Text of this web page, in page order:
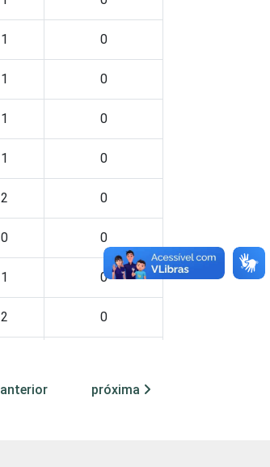
1 0
1 0
1 0
1 0
2 0
0 0
1 0
2 0
1 0
anterior próxima